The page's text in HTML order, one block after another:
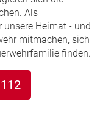
Als
Heimat - und
mitmachen, sich
finden.